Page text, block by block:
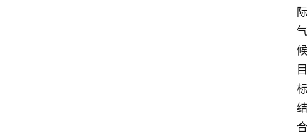
际
气
候
目
标
结
合